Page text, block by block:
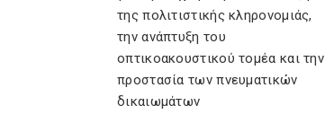
της πολιτιστικής κληρονομιάς,
την ανάπτυξη του
οπτικοακουστικού τομέα και την
προστασία των πνευματικών
δικαιωμάτων